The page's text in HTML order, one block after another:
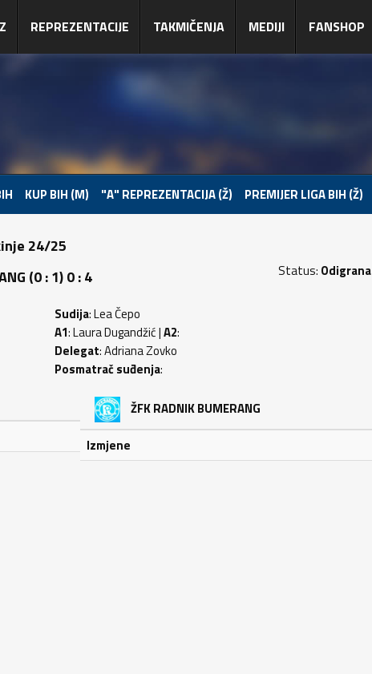
REPREZENTACIJE TAKMIČENJA MEDIJI FANSHOP
KUP BIH (M) "A" REPREZENTACIJA (Ž) PREMIJER LIGA BIH (Ž)
24/25
(0 : 1) 0 : 4
Status: Odigrana
Sudija: Lea Čepo
A1: Laura Dugandžić |A2:
Delegat: Adriana Zovko
Posmatrač suđenja:
ŽFK RADNIK BUMERANG
Izmjene